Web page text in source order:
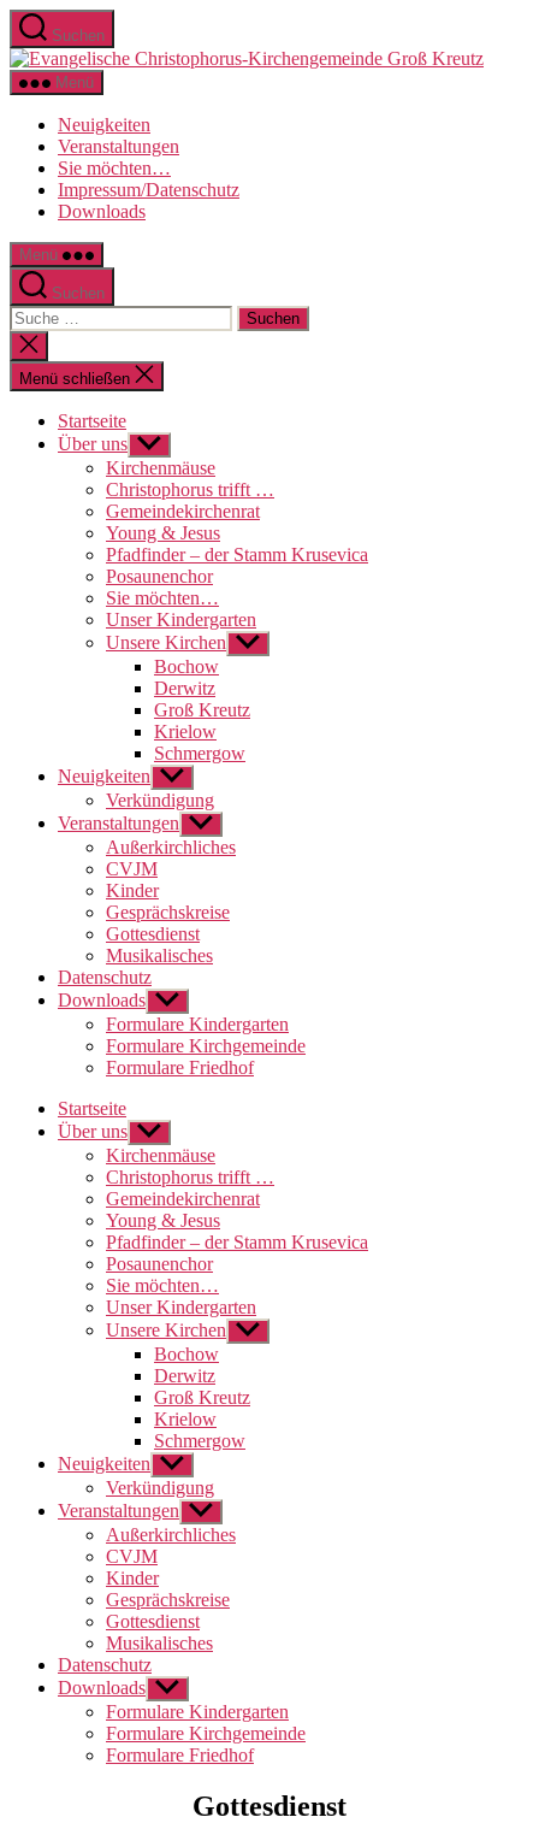
Direkt
zum
Inhalt
wechseln
Suchen
Menü
Neuigkeiten
Veranstaltungen
Sie möchten…
Impressum/Datenschutz
Downloads
Menü
Suchen
Suche
nach:
Suche
schließen
Menü schließen
Startseite
Über uns Untermenü
anzeigen
Kirchenmäuse
Christophorus trifft …
Gemeindekirchenrat
Young & Jesus
Pfadfinder – der Stamm Krusevica
Posaunenchor
Sie möchten…
Unser Kindergarten
Unsere Kirchen Untermenü
anzeigen
Bochow
Derwitz
Groß Kreutz
Krielow
Schmergow
Neuigkeiten Untermenü
anzeigen
Verkündigung
Veranstaltungen Untermenü
anzeigen
Außerkirchliches
CVJM
Kinder
Gesprächskreise
Gottesdienst
Musikalisches
Datenschutz
Downloads Untermenü
anzeigen
Formulare Kindergarten
Formulare Kirchgemeinde
Formulare Friedhof
Startseite
Über uns Untermenü
anzeigen
Kirchenmäuse
Christophorus trifft …
Gemeindekirchenrat
Young & Jesus
Pfadfinder – der Stamm Krusevica
Posaunenchor
Sie möchten…
Unser Kindergarten
Unsere Kirchen Untermenü
anzeigen
Bochow
Derwitz
Groß Kreutz
Krielow
Schmergow
Neuigkeiten Untermenü
anzeigen
Verkündigung
Veranstaltungen Untermenü
anzeigen
Außerkirchliches
CVJM
Kinder
Gesprächskreise
Gottesdienst
Musikalisches
Datenschutz
Downloads Untermenü
anzeigen
Formulare Kindergarten
Formulare Kirchgemeinde
Formulare Friedhof
Gottesdienst